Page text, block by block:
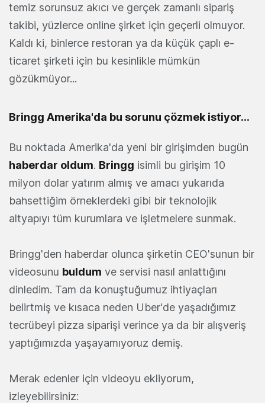
temiz sorunsuz akıcı ve gerçek zamanlı sipariş
takibi, yüzlerce online şirket için geçerli olmuyor.
Kaldı ki, binlerce restoran ya da küçük çaplı e-
ticaret şirketi için bu kesinlikle mümkün
gözükmüyor...
Bringg Amerika'da bu sorunu çözmek istiyor...
Bu noktada Amerika'da yeni bir girişimden bugün
haberdar oldum. Bringg isimli bu girişim 10
milyon dolar yatırım almış ve amacı yukarıda
bahsettiğim örneklerdeki gibi bir teknolojik
altyapıyı tüm kurumlara ve işletmelere sunmak.
Bringg'den haberdar olunca şirketin CEO'sunun bir
videosunu buldum ve servisi nasıl anlattığını
dinledim. Tam da konuştuğumuz ihtiyaçları
belirtmiş ve kısaca neden Uber'de yaşadığımız
tecrübeyi pizza siparişi verince ya da bir alışveriş
yaptığımızda yaşayamıyoruz demiş.
Merak edenler için videoyu ekliyorum,
izleyebilirsiniz: